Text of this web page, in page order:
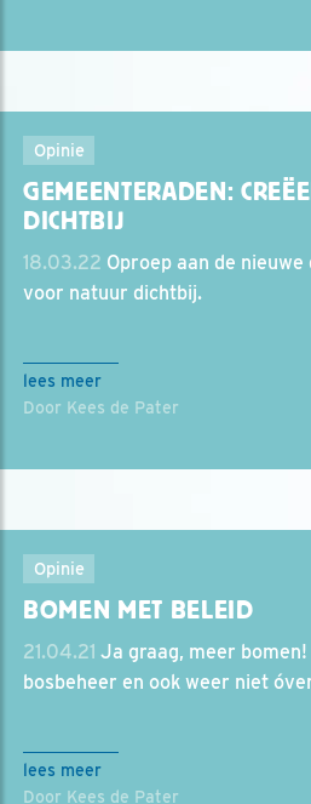
Opinie
GEMEENTERADEN:
DICHTBIJ
18.03.22 Oproep aan de
voor natuur dichtbij.
lees meer
Door Kees de Pater
Opinie
BOMEN MET BELEID
21.04.21 Ja graag, meer
bosbeheer en ook weer niet
lees meer
Door Kees de Pater